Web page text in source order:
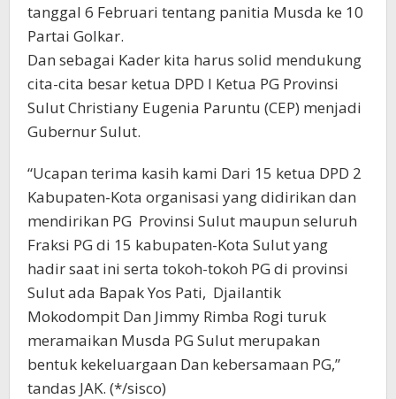
tanggal 6 Februari tentang panitia Musda ke 10
Partai Golkar.
Dan sebagai Kader kita harus solid mendukung
cita-cita besar ketua DPD I Ketua PG Provinsi
Sulut Christiany Eugenia Paruntu (CEP) menjadi
Gubernur Sulut.
“Ucapan terima kasih kami Dari 15 ketua DPD 2
Kabupaten-Kota organisasi yang didirikan dan
mendirikan PG Provinsi Sulut maupun seluruh
Fraksi PG di 15 kabupaten-Kota Sulut yang
hadir saat ini serta tokoh-tokoh PG di provinsi
Sulut ada Bapak Yos Pati, Djailantik
Mokodompit Dan Jimmy Rimba Rogi turuk
meramaikan Musda PG Sulut merupakan
bentuk kekeluargaan Dan kebersamaan PG,”
tandas JAK. (*/sisco)